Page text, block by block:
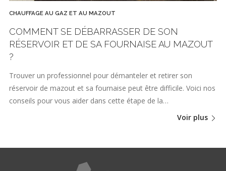
CHAUFFAGE AU GAZ ET AU MAZOUT
COMMENT SE DÉBARRASSER DE SON
RÉSERVOIR ET DE SA FOURNAISE AU MAZOUT
?
Trouver un professionnel pour démanteler et retirer son
réservoir de mazout et sa fournaise peut être difficile. Voici nos
conseils pour vous aider dans cette étape de la…
Voir plus